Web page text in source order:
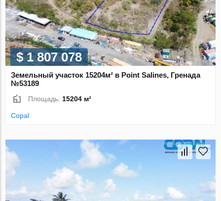
$ 1 807 078
Земельный участок 15204м² в Point Salines, Гренада
№53189
Площадь: 15204 м²
Copal